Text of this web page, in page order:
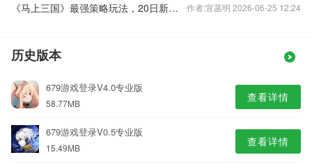
《马上三国》最强策略玩法，20日新服等你来战 作者:宣菡明 2026-06-25 12:24
历史版本
679游戏登录V4.0专业版
58.77MB 查看详情
679游戏登录V0.5专业版
15.49MB 查看详情